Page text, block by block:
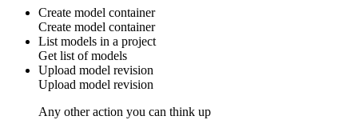
Create model container
Create model container
List models in a project
Get list of models
Upload model revision
Upload model revision
Any other action you can think up